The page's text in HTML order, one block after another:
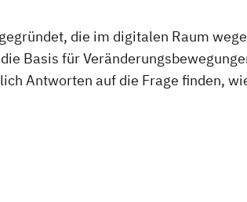
die im digitalen Raum
Basis für
Antworten auf die Frage finden,